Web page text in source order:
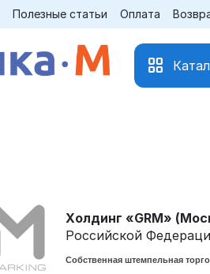
Полезные статьи Оплата
Холдинг «GRM»
Российской
Собственная штемпельная